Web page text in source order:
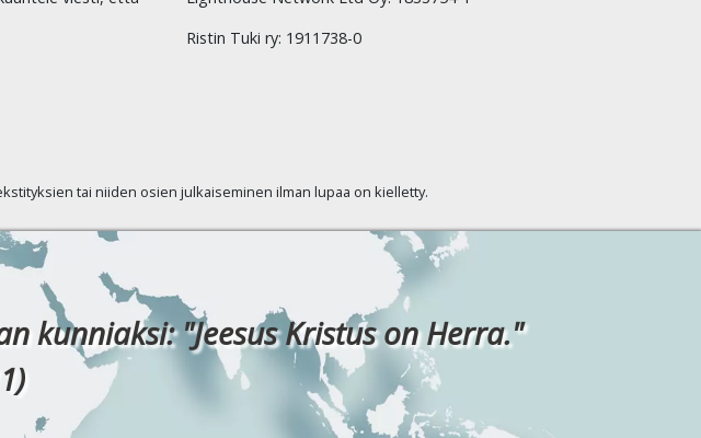
Ristin Tuki ry: 1911738-0
tai niiden osien julkaiseminen ilman lupaa on kielletty.
kunniaksi: "Jeesus Kristus on Herra."